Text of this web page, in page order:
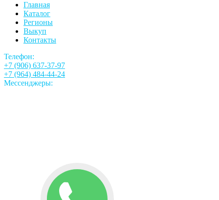
Главная
Каталог
Регионы
Выкуп
Контакты
Телефон:
+7 (906) 637-37-97
+7 (964) 484-44-24
Мессенджеры: